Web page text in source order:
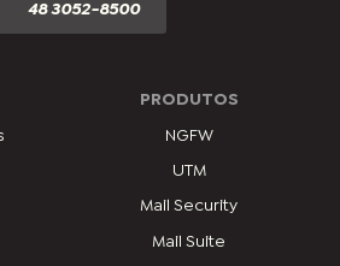
48 3052-8500
PRODUTOS
NGFW
UTM
Mail Security
Mail Suite